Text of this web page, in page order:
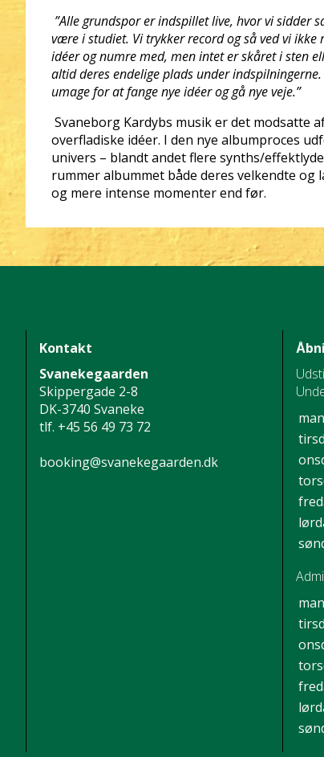
”Alle grundspor er indspillet live, hvor vi sidder
være i studiet. Vi trykker record og så ved vi
idéer og numre med, men intet er skåret i sten
altid deres endelige plads under
umage for at fange nye idéer og gå nye veje.”
Svaneborg Kardybs musik er det modsatte
overfladiske idéer. I den nye albumproces
univers – blandt andet flere synths/
rummer albummet både deres velkendte
og mere intense momenter end før.
Kontakt
Svanekegaarden
Skippergade 2-8
DK-3740 Svaneke
tlf. +45 56 49 73 72
booking@svanekegaarden.dk